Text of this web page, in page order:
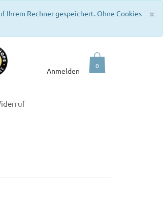
×
Ihrem Rechner gespeichert. Ohne Cookies
Anmelden
0